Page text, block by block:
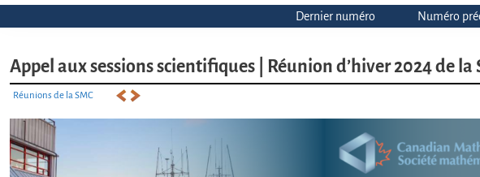
Dernier numéro Numéro
Appel aux sessions scientifiques | Réunion d’hiver 2024 de la
Réunions de la SMC